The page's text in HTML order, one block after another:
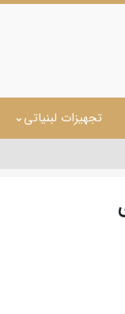
تجهیزات لبنیاتی